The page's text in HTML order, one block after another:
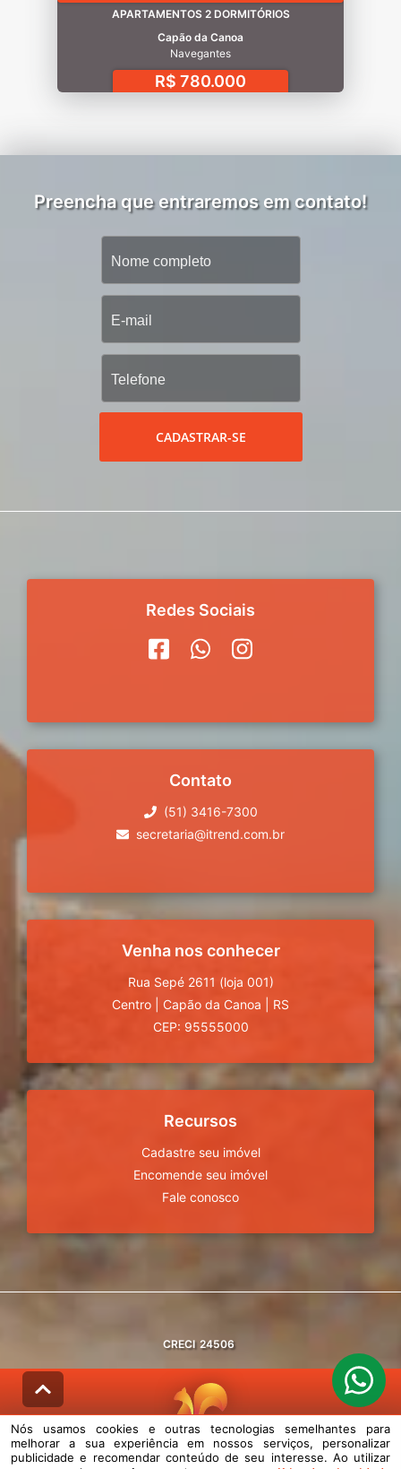
APARTAMENTOS 2 DORMITÓRIOS
Capão da Canoa
Navegantes
R$ 780.000
Preencha que entraremos em contato!
CADASTRAR-SE
Redes Sociais
Contato
(51) 3416-7300
secretaria@itrend.com.br
Venha nos conhecer
Rua Sepé 2611 (loja 001)
Centro
Capão da Canoa
RS
CEP: 95555000
Recursos
Cadastre seu imóvel
Encomende seu imóvel
Fale conosco
CRECI 24506
© DESENVOLVIDO PELAAGIL.NET
Nós usamos cookies e outras tecnologias semelhantes para
melhorar a sua experiência em nossos serviços, personalizar
publicidade e recomendar conteúdo de seu interesse. Ao utilizar